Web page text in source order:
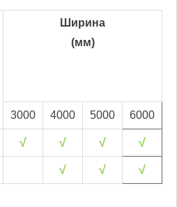
Ширина
(мм)
3000 4000 5000 6000
√ √ √ √
√ √ √